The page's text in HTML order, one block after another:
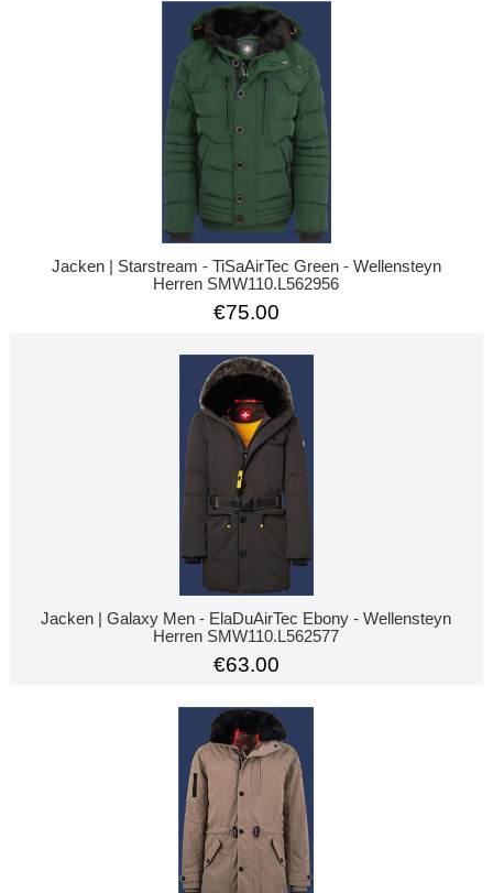
Jacken | Starstream - TiSaAirTec Green - Wellensteyn
Herren SMW110.L562956
€75.00
Jacken | Galaxy Men - ElaDuAirTec Ebony - Wellensteyn
Herren SMW110.L562577
€63.00